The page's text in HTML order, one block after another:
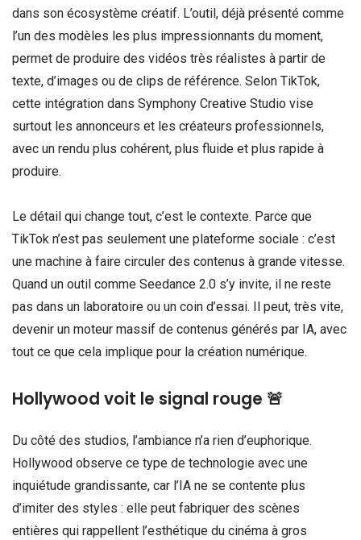
dans son écosystème créatif. L’outil, déjà présenté comme
l’un des modèles les plus impressionnants du moment,
permet de produire des vidéos très réalistes à partir de
texte, d’images ou de clips de référence. Selon TikTok,
cette intégration dans Symphony Creative Studio vise
surtout les annonceurs et les créateurs professionnels,
avec un rendu plus cohérent, plus fluide et plus rapide à
produire.
Le détail qui change tout, c’est le contexte. Parce que
TikTok n’est pas seulement une plateforme sociale : c’est
une machine à faire circuler des contenus à grande vitesse.
Quand un outil comme Seedance 2.0 s’y invite, il ne reste
pas dans un laboratoire ou un coin d’essai. Il peut, très vite,
devenir un moteur massif de contenus générés par IA, avec
tout ce que cela implique pour la création numérique.
Hollywood voit le signal rouge 🚨
Du côté des studios, l’ambiance n’a rien d’euphorique.
Hollywood observe ce type de technologie avec une
inquiétude grandissante, car l’IA ne se contente plus
d’imiter des styles : elle peut fabriquer des scènes
entières qui rappellent l’esthétique du cinéma à gros